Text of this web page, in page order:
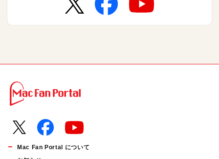
Mac Fan Portal について